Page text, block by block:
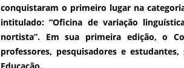
conquistaram o primeiro lugar na
intitulado: “Oficina de variação
nortista”. Em sua primeira edição, o
professores, pesquisadores e